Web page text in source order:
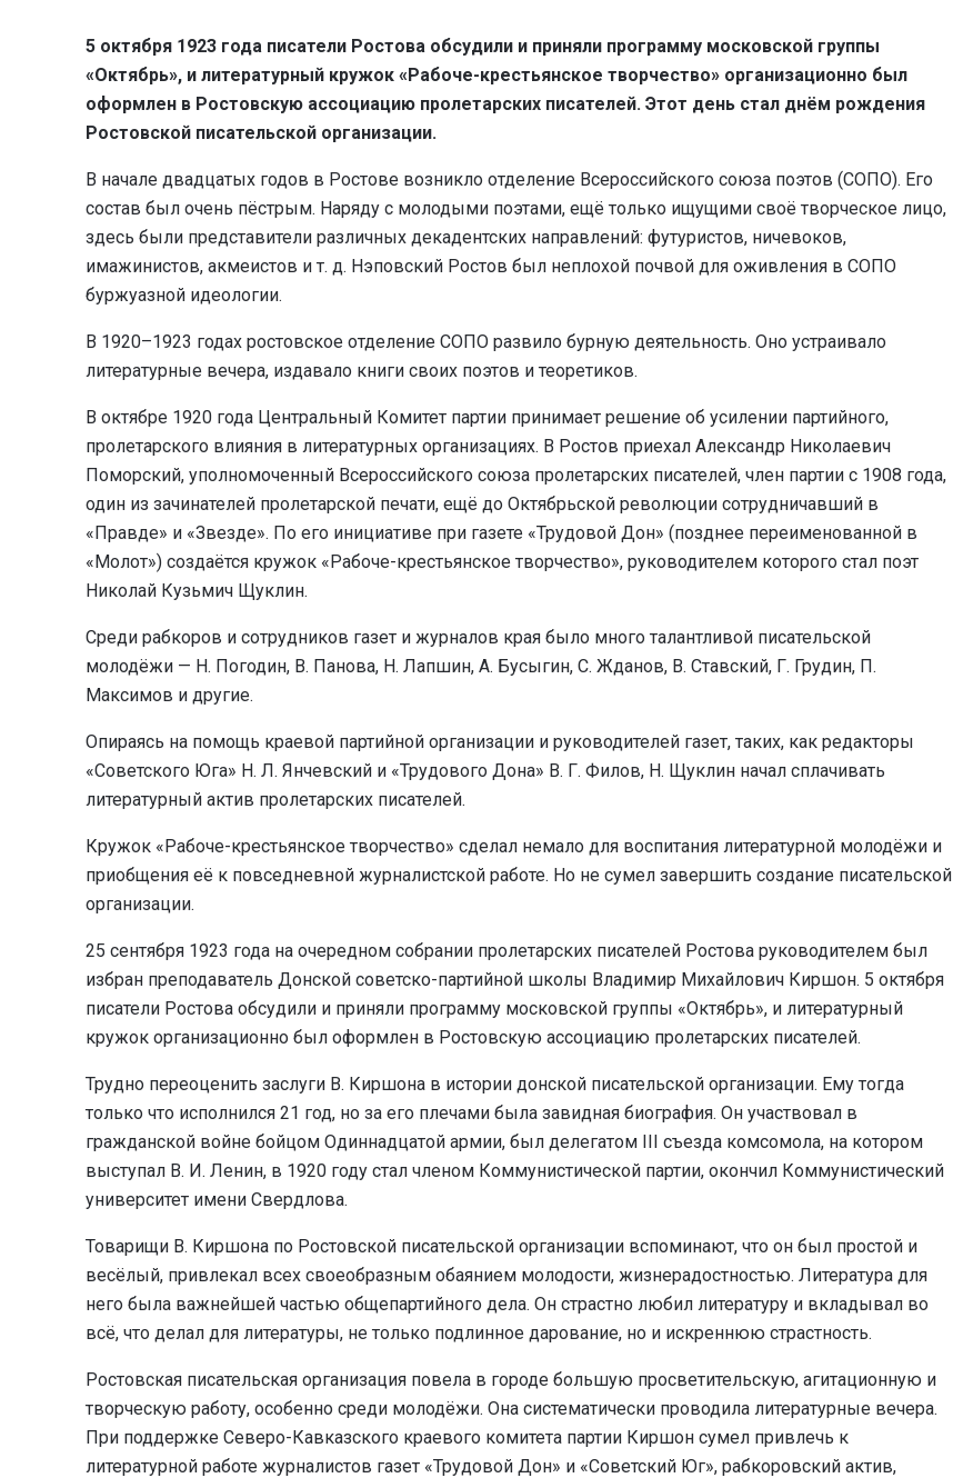
5 октября 1923 года писатели Ростова обсудили и приняли программу московской группы
«Октябрь», и литературный кружок «Рабоче-крестьянское творчество» организационно был
оформлен в Ростовскую ассоциацию пролетарских писателей. Этот день стал днём рождения
Ростовской писательской организации.
В начале двадцатых годов в Ростове возникло отделение Всероссийского союза поэтов (СОПО). Его
состав был очень пёстрым. Наряду с молодыми поэтами, ещё только ищущими своё творческое лицо,
здесь были представители различных декадентских направлений: футуристов, ничевоков,
имажинистов, акмеистов и т. д. Нэповский Ростов был неплохой почвой для оживления в СОПО
буржуазной идеологии.
В 1920–1923 годах ростовское отделение СОПО развило бурную деятельность. Оно устраивало
литературные вечера, издавало книги своих поэтов и теоретиков.
В октябре 1920 года Центральный Комитет партии принимает решение об усилении партийного,
пролетарского влияния в литературных организациях. В Ростов приехал Александр Николаевич
Поморский, уполномоченный Всероссийского союза пролетарских писателей, член партии с 1908 года,
один из зачинателей пролетарской печати, ещё до Октябрьской революции сотрудничавший в
«Правде» и «Звезде». По его инициативе при газете «Трудовой Дон» (позднее переименованной в
«Молот») создаётся кружок «Рабоче-крестьянское творчество», руководителем которого стал поэт
Николай Кузьмич Щуклин.
Среди рабкоров и сотрудников газет и журналов края было много талантливой писательской
молодёжи — Н. Погодин, В. Панова, Н. Лапшин, А. Бусыгин, С. Жданов, В. Ставский, Г. Грудин, П.
Максимов и другие.
Опираясь на помощь краевой партийной организации и руководителей газет, таких, как редакторы
«Советского Юга» Н. Л. Янчевский и «Трудового Дона» В. Г. Филов, Н. Щуклин начал сплачивать
литературный актив пролетарских писателей.
Кружок «Рабоче-крестьянское творчество» сделал немало для воспитания литературной молодёжи и
приобщения её к повседневной журналистской работе. Но не сумел завершить создание писательской
организации.
25 сентября 1923 года на очередном собрании пролетарских писателей Ростова руководителем был
избран преподаватель Донской советско-партийной школы Владимир Михайлович Киршон. 5 октября
писатели Ростова обсудили и приняли программу московской группы «Октябрь», и литературный
кружок организационно был оформлен в Ростовскую ассоциацию пролетарских писателей.
Трудно переоценить заслуги В. Киршона в истории донской писательской организации. Ему тогда
только что исполнился 21 год, но за его плечами была завидная биография. Он участвовал в
гражданской войне бойцом Одиннадцатой армии, был делегатом III съезда комсомола, на котором
выступал В. И. Ленин, в 1920 году стал членом Коммунистической партии, окончил Коммунистический
университет имени Свердлова.
Товарищи В. Киршона по Ростовской писательской организации вспоминают, что он был простой и
весёлый, привлекал всех своеобразным обаянием молодости, жизнерадостностью. Литература для
него была важнейшей частью общепартийного дела. Он страстно любил литературу и вкладывал во
всё, что делал для литературы, не только подлинное дарование, но и искреннюю страстность.
Ростовская писательская организация повела в городе большую просветительскую, агитационную и
творческую работу, особенно среди молодёжи. Она систематически проводила литературные вечера.
При поддержке Северо-Кавказского краевого комитета партии Киршон сумел привлечь к
литературной работе журналистов газет «Трудовой Дон» и «Советский Юг», рабкоровский актив,